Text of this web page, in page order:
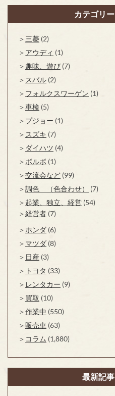
カテゴリー
三菱 (2)
アウディ (1)
趣味、遊び (7)
スバル (2)
フォルクスワーゲン (1)
車検 (5)
プジョー (1)
スズキ (7)
ダイハツ (4)
ボルボ (1)
交流会など (99)
調色 （色合わせ）
(7)
起業、独立、経営 (54)
経営者 (7)
ホンダ (6)
マツダ (8)
日産 (3)
トヨタ (33)
レンタカー (9)
買取 (10)
作業中 (550)
販売車 (63)
コラム (1,880)
最新記事